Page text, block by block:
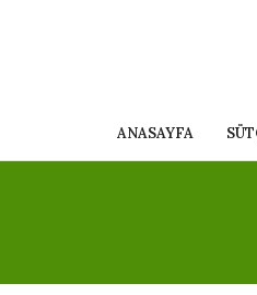
ANASAYFA